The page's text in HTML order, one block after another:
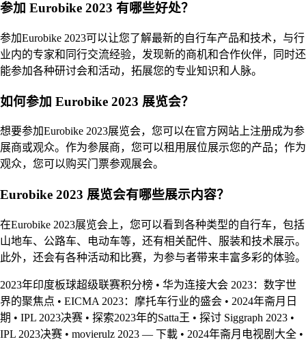
参加 Eurobike 2023 有哪些好处？
参加Eurobike 2023可以让您了解最新的自行车产品和技术，与行
业内的专家和同行交流经验，发现新的商机和合作伙伴，同时还
能参加各种研讨会和活动，拓展您的专业知识和人脉。
如何参加 Eurobike 2023 展览会？
想要参加Eurobike 2023展览会，您可以在官方网站上注册成为参
展商或观众。作为参展商，您可以租用展位展示您的产品；作为
观众，您可以购买门票参观展会。
Eurobike 2023 展览会有哪些展示内容？
在Eurobike 2023展览会上，您可以看到各种类型的自行车，包括
山地车、公路车、电动车等，还有相关配件、服装和技术展示。
此外，还会有各种活动和比赛，为参与者带来丰富多彩的体验。
2023年印度板球超级联赛积分榜 • 华为连接大会 2023：数字世
界的聚焦点 • EICMA 2023：摩托车行业的盛会 • 2024年斋月日
期 • IPL 2023决赛 • 探索2023年的Satta王 • 探讨 Siggraph 2023 •
IPL 2023决赛 • movierulz 2023 — 下載 • 2024年斋月电视剧大全 •